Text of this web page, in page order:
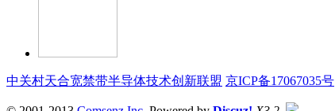
中关村天合宽禁带半导体技术创新联盟 京ICP备17067035号